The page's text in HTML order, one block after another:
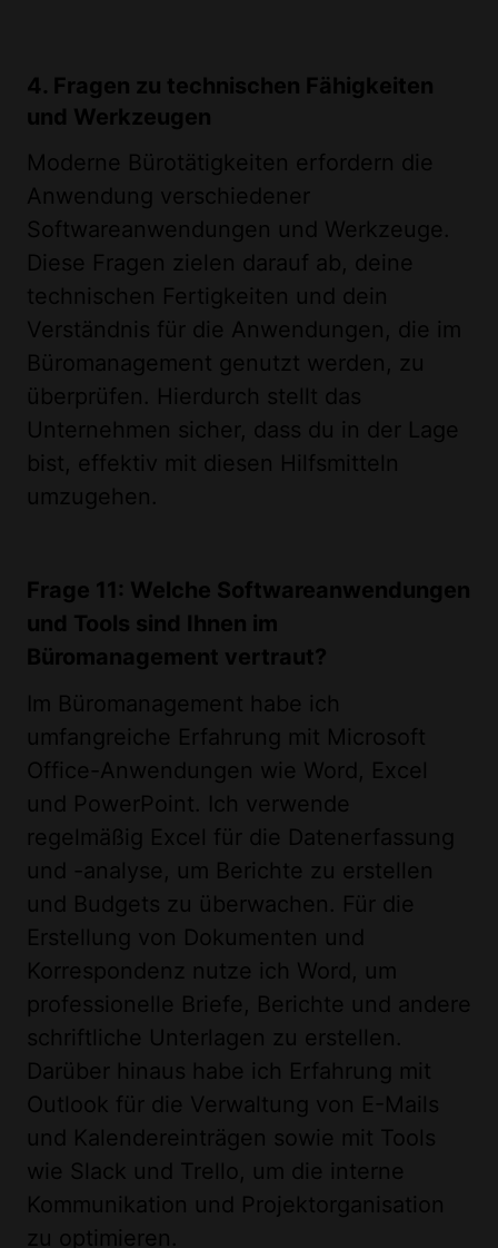
4. Fragen zu technischen Fähigkeiten
und Werkzeugen
Moderne Bürotätigkeiten erfordern die
Anwendung verschiedener
Softwareanwendungen und Werkzeuge.
Diese Fragen zielen darauf ab, deine
technischen Fertigkeiten und dein
Verständnis für die Anwendungen, die im
Büromanagement genutzt werden, zu
überprüfen. Hierdurch stellt das
Unternehmen sicher, dass du in der Lage
bist, effektiv mit diesen Hilfsmitteln
umzugehen.
Frage 11: Welche Softwareanwendungen
und Tools sind Ihnen im
Büromanagement vertraut?
Im Büromanagement habe ich
umfangreiche Erfahrung mit Microsoft
Office-Anwendungen wie Word, Excel
und PowerPoint. Ich verwende
regelmäßig Excel für die Datenerfassung
und -analyse, um Berichte zu erstellen
und Budgets zu überwachen. Für die
Erstellung von Dokumenten und
Korrespondenz nutze ich Word, um
professionelle Briefe, Berichte und andere
schriftliche Unterlagen zu erstellen.
Darüber hinaus habe ich Erfahrung mit
Outlook für die Verwaltung von E-Mails
und Kalendereinträgen sowie mit Tools
wie Slack und Trello, um die interne
Kommunikation und Projektorganisation
zu optimieren.